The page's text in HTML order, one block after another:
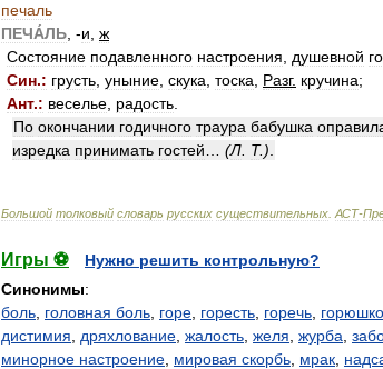
печаль
ПЕЧА́ЛЬ , -и ж
Состояние подавленного настроения душевной
Син.: грусть уныние скука тоска Разг. кручина;
Ант.: веселье радость
По окончании годичного траура бабушка
изредка принимать гостей (Л Т.)
Большой толковый словарь русских существительных АСТ-
Игры ⚽
Нужно решить контрольную?
Синонимы:
боль головная боль горе горесть горечь горюшко
дистимия
дряхлование жалость желя журба
минорное настроение мировая скорбь мрак